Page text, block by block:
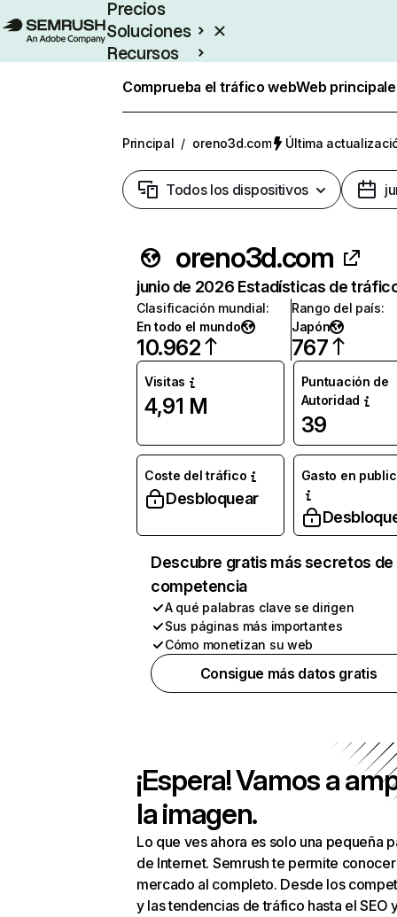
Precios
Soluciones
Recursos
Comprueba el tráfico webWeb
Principal / oreno3d.com Última
Todos los dispositivos
oreno3d.com
junio de 2026 Estadísticas de
Clasificación mundial:
En todo el mundo
10.962
Rango del país:
Japón
767
Visitas
4,91 M
Puntuación de
Autoridad
39
Coste del tráfico
Desbloquear
Gasto en
Descubre gratis más secretos de
competencia
A qué palabras clave se dirigen
Sus páginas más importantes
Cómo monetizan su web
Consigue más datos gratis
¡Espera! Vamos a
la imagen.
Lo que ves ahora es solo una pequeña
de Internet. Semrush te permite
mercado al completo. Desde los
y las tendencias de tráfico hasta el SEO